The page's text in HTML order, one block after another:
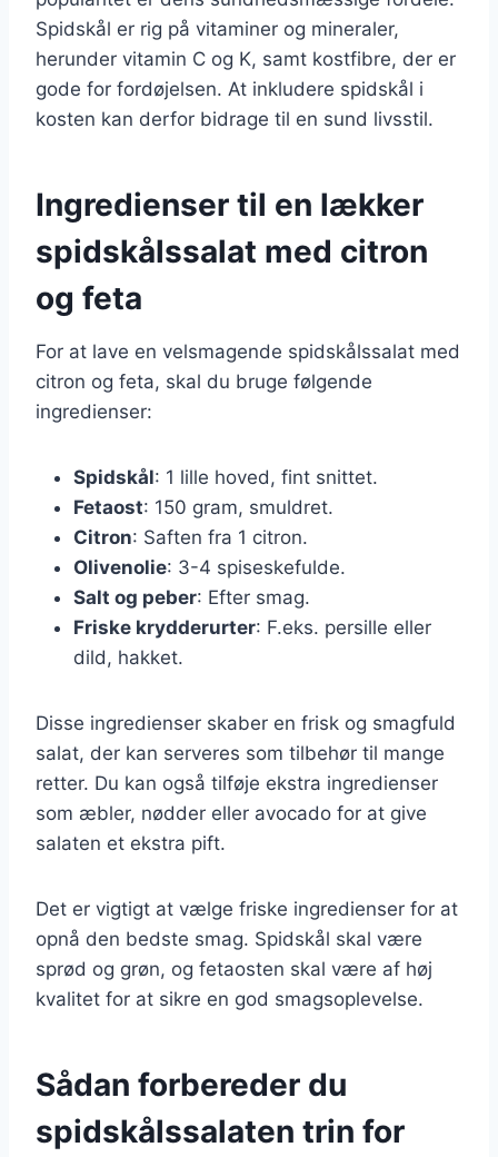
Spidskål er rig på vitaminer og mineraler,
herunder vitamin C og K, samt kostfibre, der er
gode for fordøjelsen. At inkludere spidskål i
kosten kan derfor bidrage til en sund livsstil.
Ingredienser til en lækker
spidskålssalat med citron
og feta
For at lave en velsmagende spidskålssalat med
citron og feta, skal du bruge følgende
ingredienser:
Spidskål: 1 lille hoved, fint snittet.
Fetaost: 150 gram, smuldret.
Citron: Saften fra 1 citron.
Olivenolie: 3-4 spiseskefulde.
Salt og peber: Efter smag.
Friske krydderurter: F.eks. persille eller
dild, hakket.
Disse ingredienser skaber en frisk og smagfuld
salat, der kan serveres som tilbehør til mange
retter. Du kan også tilføje ekstra ingredienser
som æbler, nødder eller avocado for at give
salaten et ekstra pift.
Det er vigtigt at vælge friske ingredienser for at
opnå den bedste smag. Spidskål skal være
sprød og grøn, og fetaosten skal være af høj
kvalitet for at sikre en god smagsoplevelse.
Sådan forbereder du
spidskålssalaten trin for